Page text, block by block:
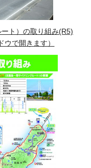
ト）の取り組み(R5)
ウで開きます）